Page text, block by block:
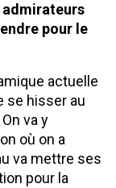
admirateurs
pour le
actuelle
se hisser au
va y
où on a
va mettre ses
pour la